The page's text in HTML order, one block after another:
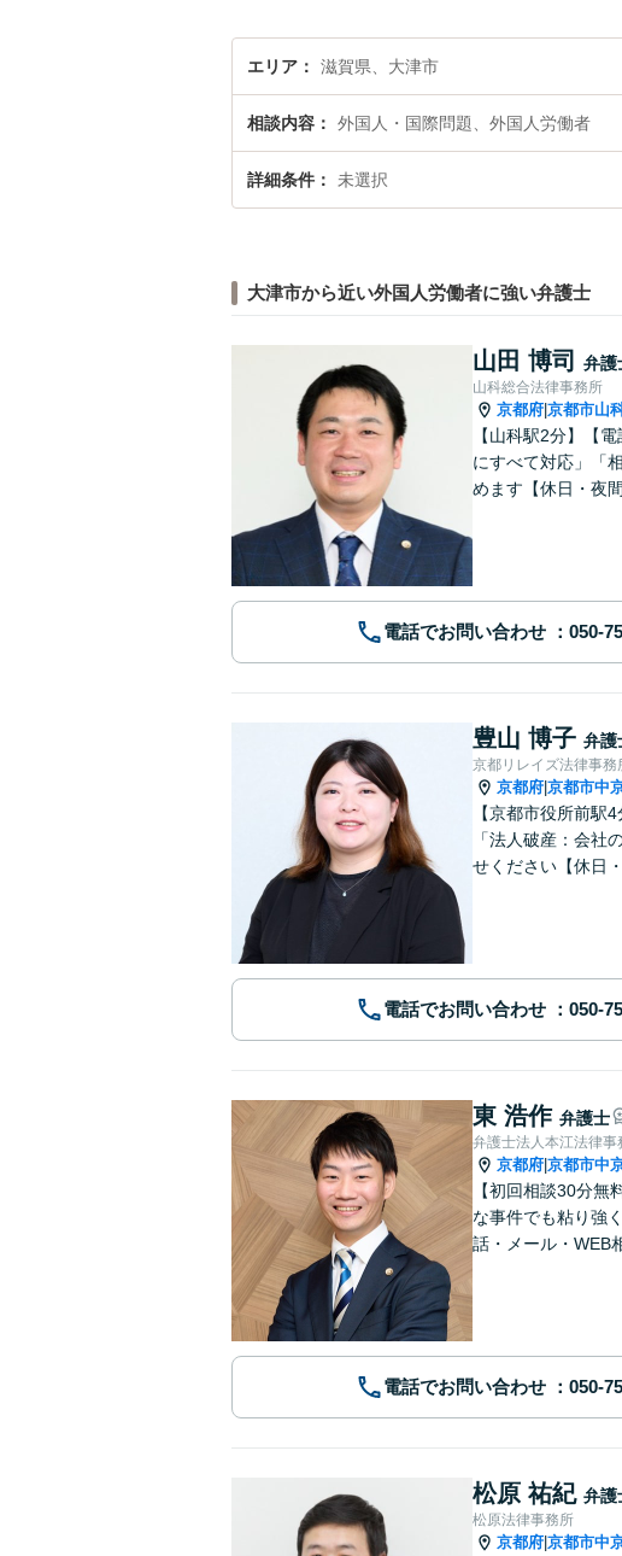
エリア 滋賀県、大津市
相談内容 外国人・国際問題、外国人労働者
詳細条件 未選択
大津市から近い外国人労働者に強い弁護士
山田 博司 弁護
山科総合法律事務所
京都府 京都市山
【山科駅2分】【
にすべて対応」「
めます【休日・夜間
電話でお問い合わせ
豊山 博子 弁護
京都リレイズ法律事務
京都府 京都市中
【京都市役所前駅
「法人破産：会社
せください【休日
電話でお問い合わせ
東 浩作 弁護士
弁護士法人本江法律事
京都府 京都市中
【初回相談30分
な事件でも粘り強
話・メール・WEB
電話でお問い合わせ
松原 祐紀 弁護
松原法律事務所
京都府 京都市中